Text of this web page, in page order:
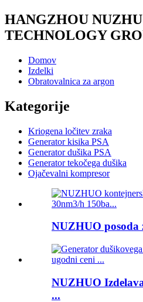
HANGZHOU
TECHNOLOGY
Domov
Izdelki
Obratovalnica za argon
Kategorije
Kriogena ločitev zraka
Generator kisika PSA
Generator dušika PSA
Generator tekočega dušika
Ojačevalni kompresor
NUZHUO posoda
NUZHUO
...